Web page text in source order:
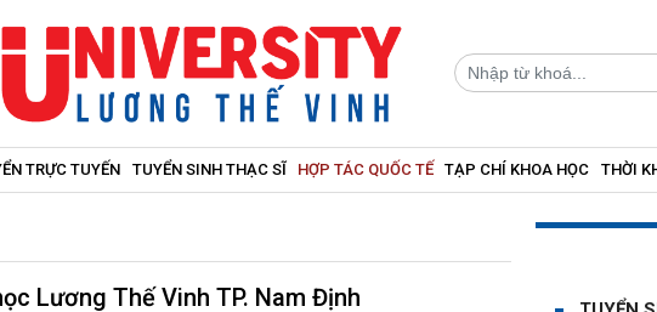
TRỰC TUYẾN TUYỂN SINH THẠC SĨ HỢP TÁC QUỐC TẾ TẠP CHÍ KHOA HỌC THỜI
Lương Thế Vinh TP. Nam Định